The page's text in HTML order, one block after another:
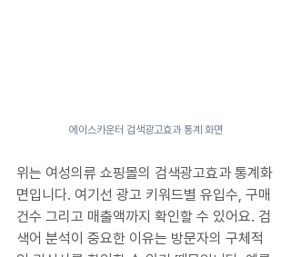
에이스카운터 검색광고효과 통계 화면
위는 여성의류 쇼핑몰의 검색광고효과 통계화
면입니다. 여기선 광고 키워드별 유입수, 구매
건수 그리고 매출액까지 확인할 수 있어요. 검
색어 분석이 중요한 이유는 방문자의 구체적